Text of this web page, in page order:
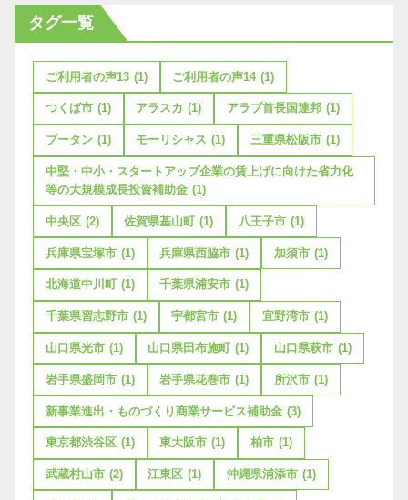
タグ一覧
ご利用者の声13 (1) ご利用者の声14 (1)
つくば市 (1) アラスカ (1) アラブ首長国連邦 (1)
ブータン (1) モーリシャス (1) 三重県松阪市 (1)
中堅・中小・スタートアップ企業の賃上げに向けた省力化
等の大規模成長投資補助金 (1)
中央区 (2) 佐賀県基山町 (1) 八王子市 (1)
兵庫県宝塚市 (1) 兵庫県西脇市 (1) 加須市 (1)
北海道中川町 (1) 千葉県浦安市 (1)
千葉県習志野市 (1) 宇都宮市 (1) 宜野湾市 (1)
山口県光市 (1) 山口県田布施町 (1) 山口県萩市 (1)
岩手県盛岡市 (1) 岩手県花巻市 (1) 所沢市 (1)
新事業進出・ものづくり商業サービス補助金 (3)
東京都渋谷区 (1) 東大阪市 (1) 柏市 (1)
武蔵村山市 (2) 江東区 (1) 沖縄県浦添市 (1)